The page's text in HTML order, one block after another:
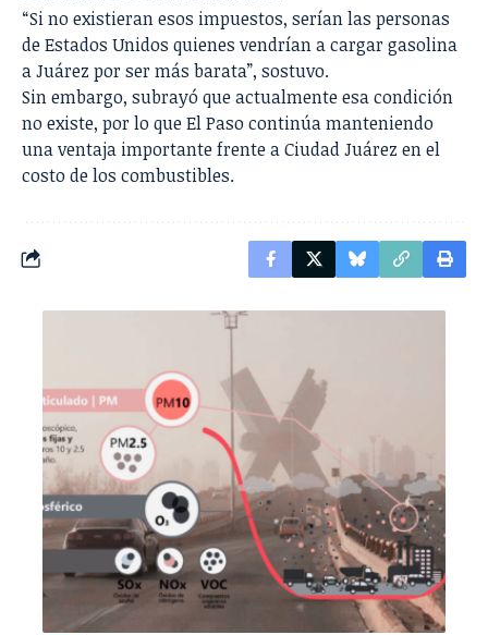
“Si no existieran esos impuestos, serían las personas
de Estados Unidos quienes vendrían a cargar gasolina
a Juárez por ser más barata”, sostuvo.
Sin embargo, subrayó que actualmente esa condición
no existe, por lo que El Paso continúa manteniendo
una ventaja importante frente a Ciudad Juárez en el
costo de los combustibles.